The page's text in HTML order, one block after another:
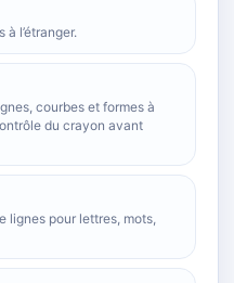
l’étranger.
courbes et formes à
du crayon avant
lignes pour lettres, mots,